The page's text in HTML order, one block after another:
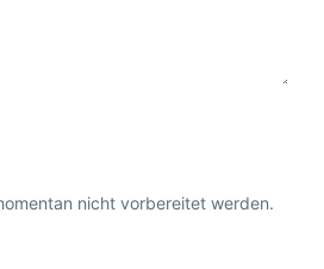
nicht vorbereitet werden.